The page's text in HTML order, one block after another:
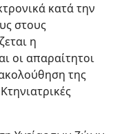
κατά την
στους
η
οι απαραίτητοι
της